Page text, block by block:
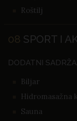
Roštilj
08 SPORT I
DODATNI
Biljar
Hidromasažna
Sauna